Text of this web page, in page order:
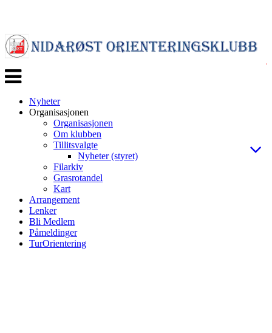
Veksle
navigasjon
Nyheter
Organisasjonen
Organisasjonen
Om klubben
Tillitsvalgte
Nyheter (styret)
Filarkiv
Grasrotandel
Kart
Arrangement
Lenker
Bli Medlem
Påmeldinger
TurOrientering